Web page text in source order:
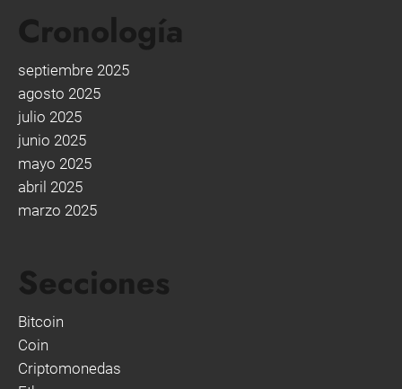
Cronología
septiembre 2025
agosto 2025
julio 2025
junio 2025
mayo 2025
abril 2025
marzo 2025
Secciones
Bitcoin
Coin
Criptomonedas